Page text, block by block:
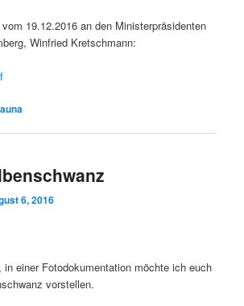
19.12.2016 an den Ministerpräsidenten
Winfried Kretschmann:
6, 2016
in einer Fotodokumentation möchte ich euch
vorstellen.